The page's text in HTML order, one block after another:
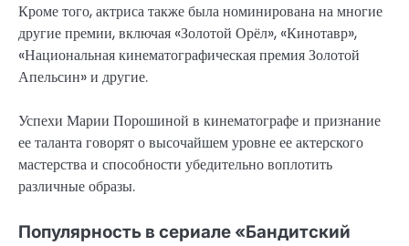
Кроме того, актриса также была номинирована на многие
другие премии, включая «Золотой Орёл», «Кинотавр»,
«Национальная кинематографическая премия Золотой
Апельсин» и другие.
Успехи Марии Порошиной в кинематографе и признание
ее таланта говорят о высочайшем уровне ее актерского
мастерства и способности убедительно воплотить
различные образы.
Популярность в сериале «Бандитский